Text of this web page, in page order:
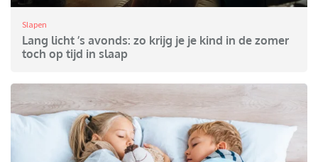
Slapen
Lang licht ’s avonds: zo krijg je je kind in de zomer
toch op tijd in slaap